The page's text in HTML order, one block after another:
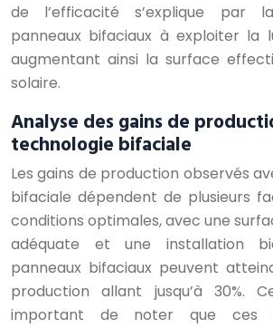
de l’efficacité s’explique par
panneaux bifaciaux à exploiter la
augmentant ainsi la surface
solaire.
Analyse des gains de
technologie bifaciale
Les gains de production observés
bifaciale dépendent de plusieurs
conditions optimales, avec une
adéquate et une installation
panneaux bifaciaux peuvent
production allant jusqu’à 30%.
important de noter que ces